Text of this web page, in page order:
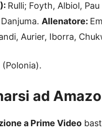
Rulli; Foyth, Albiol,
Allenatore:
Aurier, Iborra,
ad
a Prime Video